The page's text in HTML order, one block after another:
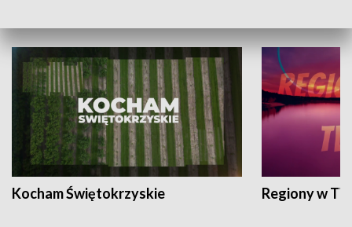
Kocham Świętokrzyskie Regiony w